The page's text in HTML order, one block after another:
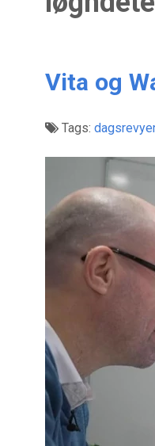
Vita og
Tags: